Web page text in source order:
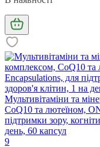
Мультивітаміни та
CoQ10 та лютеїном,
підтримки зору,
день, 60 капсул
9